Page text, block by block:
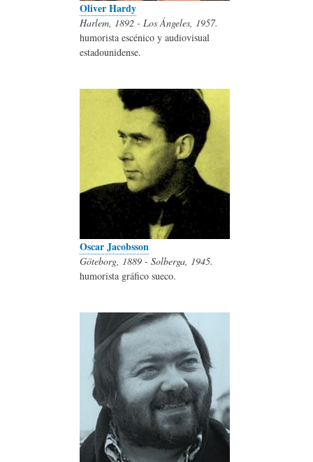
Oliver Hardy
Harlem, 1892 - Los Ángeles, 1957.
humorista escénico y audiovisual
estadounidense.
Oscar Jacobsson
Göteborg, 1889 - Solberga, 1945.
humorista gráfico sueco.